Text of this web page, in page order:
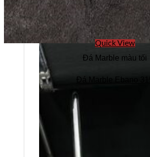
Quick View
Đá Marble màu tối
Đá Marble Ebano 315